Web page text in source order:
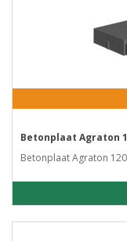
Betonplaat Agraton
Betonplaat Agraton